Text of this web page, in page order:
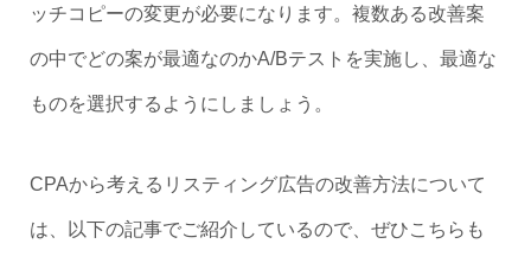
ッチコピーの変更が必要になります。複数ある改善案
の中でどの案が最適なのかA/Bテストを実施し、最適な
ものを選択するようにしましょう。
CPAから考えるリスティング広告の改善方法について
は、以下の記事でご紹介しているので、ぜひこちらも